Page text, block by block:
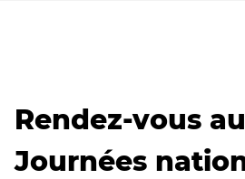
Rendez-vous
Journées